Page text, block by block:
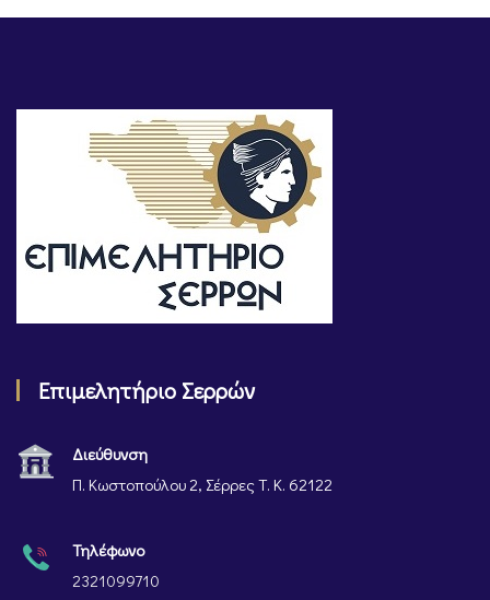
Επιμελητήριο Σερρών
Διεύθυνση
Π. Κωστοπούλου 2, Σέρρες Τ. Κ. 62122
Τηλέφωνο
2321099710